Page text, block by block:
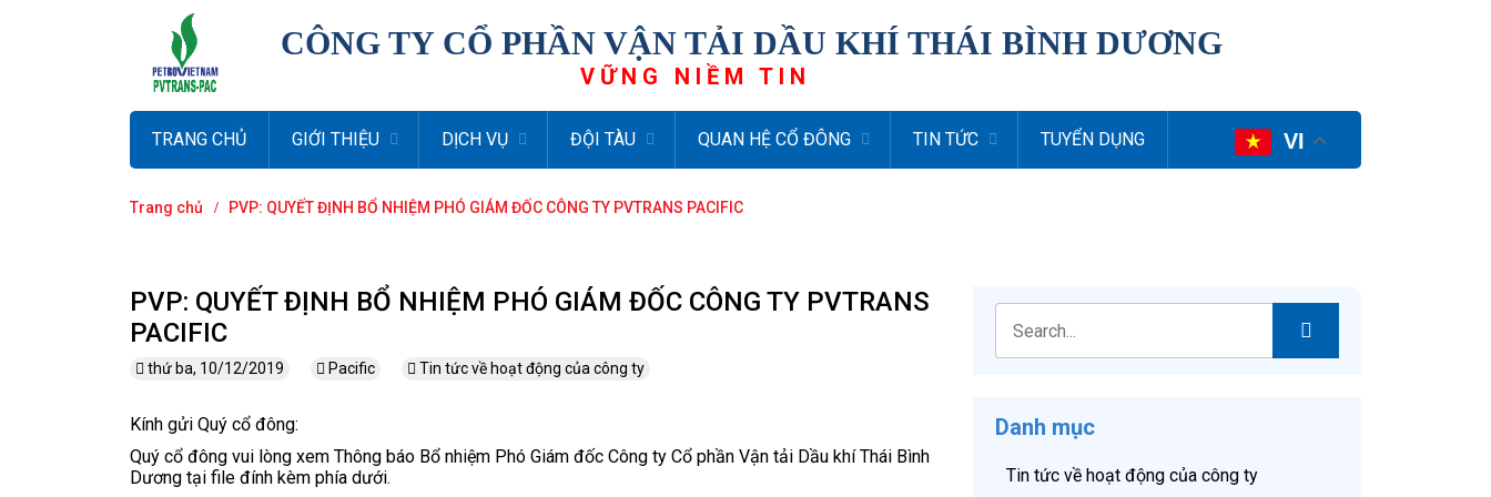
CÔNG TY CỔ PHẦN VẬN TẢI DẦU KHÍ THÁI BÌNH DƯƠNG
VỮNG NIỀM TIN
VI
TRANG CHỦ GIỚI THIỆU DỊCH VỤ ĐỘI TÀU QUAN HỆ CỔ ĐÔNG TIN TỨC TUYỂN DỤNG
Trang chủ PVP: QUYẾT ĐỊNH BỔ NHIỆM PHÓ GIÁM ĐỐC CÔNG TY PVTRANS PACIFIC
PVP: QUYẾT ĐỊNH BỔ NHIỆM PHÓ GIÁM ĐỐC CÔNG TY PVTRANS
PACIFIC
thứ ba, 10/12/2019 Pacific Tin tức về hoạt động của công ty
Kính gửi Quý cổ đông:
Quý cổ đông vui lòng xem Thông báo Bổ nhiệm Phó Giám đốc Công ty Cổ phần Vận tải Dầu khí Thái Bình
Dương tại file đính kèm phía dưới.
Danh mục
Tin tức về hoạt động của công ty